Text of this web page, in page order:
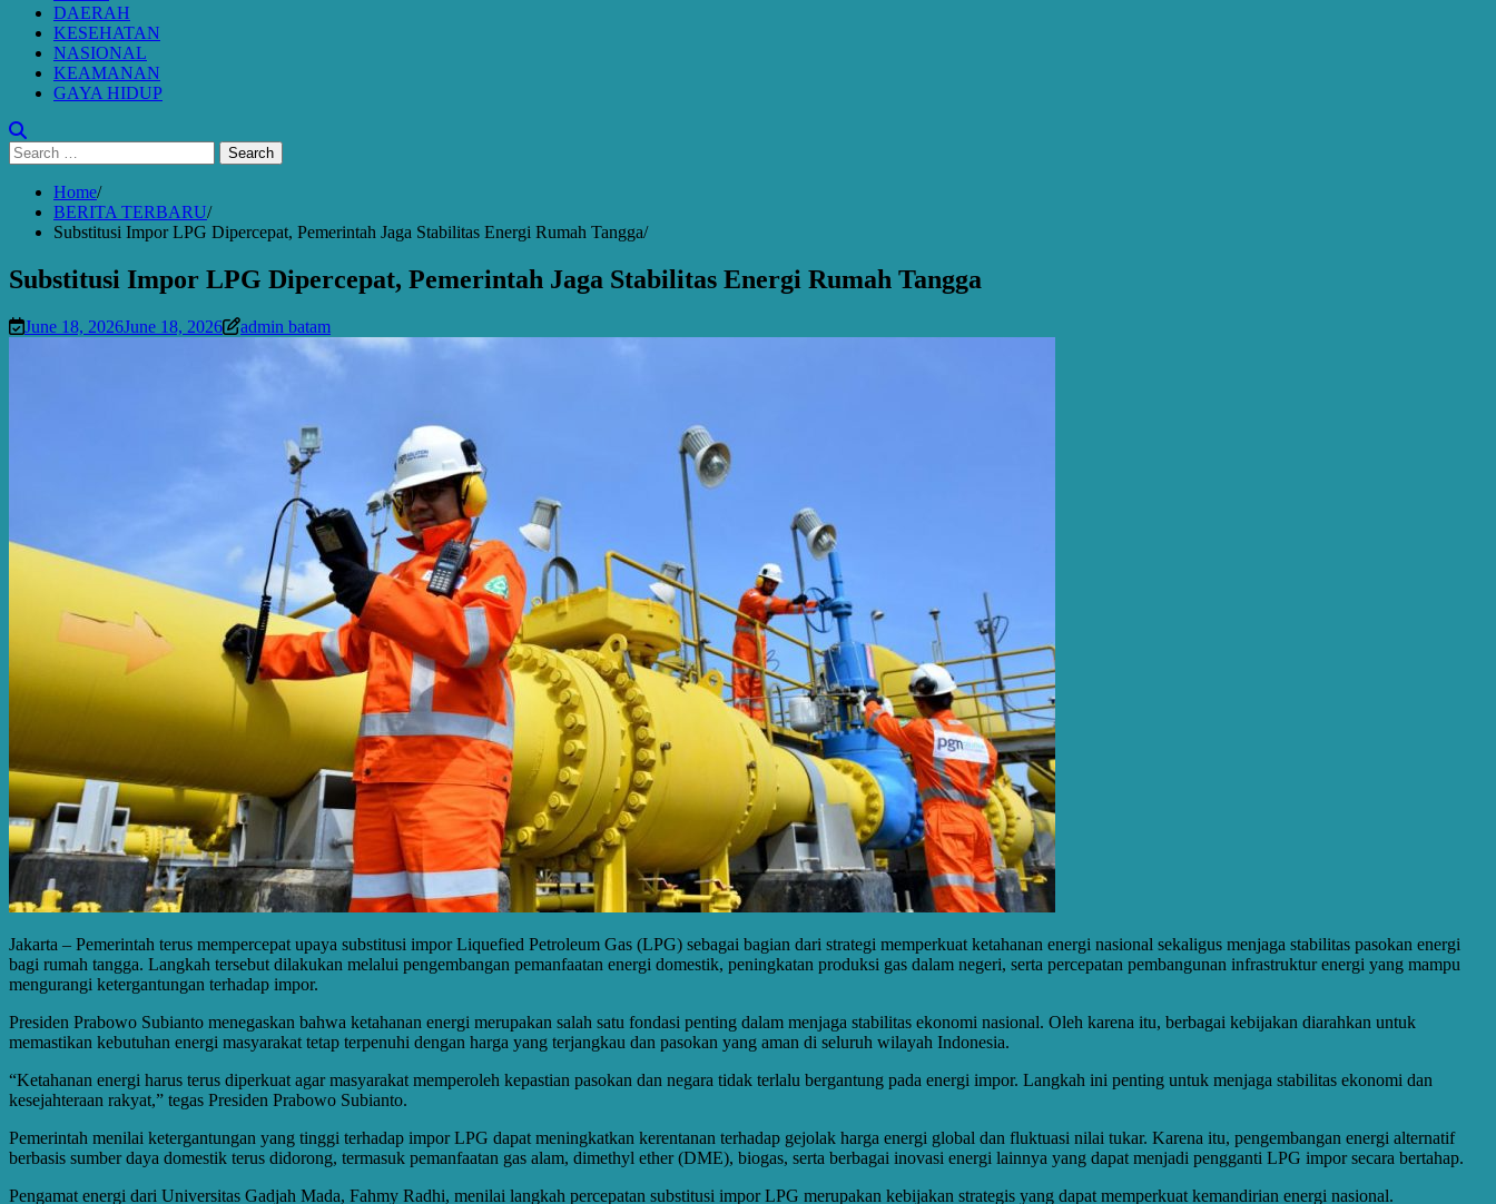
DAERAH
KESEHATAN
NASIONAL
KEAMANAN
GAYA HIDUP
Search
for:
Home
BERITA TERBARU
Substitusi Impor LPG Dipercepat, Pemerintah Jaga Stabilitas Energi Rumah Tangga
Substitusi Impor LPG Dipercepat, Pemerintah Jaga Stabilitas Energi Rumah Tangga
June 18, 2026June 18, 2026 admin batam
Jakarta – Pemerintah terus mempercepat upaya substitusi impor Liquefied Petroleum Gas (LPG) sebagai bagian dari strategi memperkuat ketahanan energi nasional sekaligus menjaga stabilitas pasokan energi
bagi rumah tangga. Langkah tersebut dilakukan melalui pengembangan pemanfaatan energi domestik, peningkatan produksi gas dalam negeri, serta percepatan pembangunan infrastruktur energi yang mampu
mengurangi ketergantungan terhadap impor.
Presiden Prabowo Subianto menegaskan bahwa ketahanan energi merupakan salah satu fondasi penting dalam menjaga stabilitas ekonomi nasional. Oleh karena itu, berbagai kebijakan diarahkan untuk
memastikan kebutuhan energi masyarakat tetap terpenuhi dengan harga yang terjangkau dan pasokan yang aman di seluruh wilayah Indonesia.
“Ketahanan energi harus terus diperkuat agar masyarakat memperoleh kepastian pasokan dan negara tidak terlalu bergantung pada energi impor. Langkah ini penting untuk menjaga stabilitas ekonomi dan
kesejahteraan rakyat,” tegas Presiden Prabowo Subianto.
Pemerintah menilai ketergantungan yang tinggi terhadap impor LPG dapat meningkatkan kerentanan terhadap gejolak harga energi global dan fluktuasi nilai tukar. Karena itu, pengembangan energi alternatif
berbasis sumber daya domestik terus didorong, termasuk pemanfaatan gas alam, dimethyl ether (DME), biogas, serta berbagai inovasi energi lainnya yang dapat menjadi pengganti LPG impor secara bertahap.
Pengamat energi dari Universitas Gadjah Mada, Fahmy Radhi, menilai langkah percepatan substitusi impor LPG merupakan kebijakan strategis yang dapat memperkuat kemandirian energi nasional.